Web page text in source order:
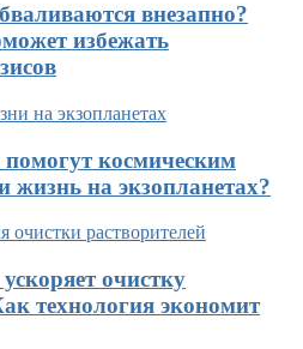
внезапно?
избежать
космическим
жизнь на экзопланетах?
очистку
технология экономит